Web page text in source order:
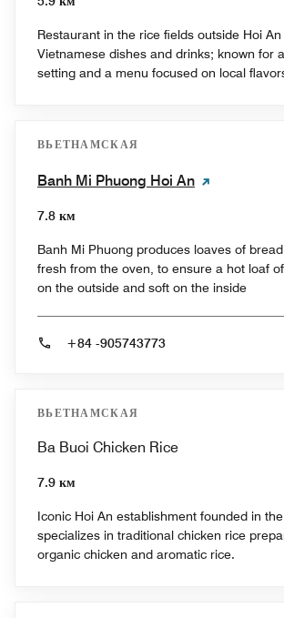
Restaurant in the rice fields outside Hoi
Vietnamese dishes and drinks; known for
setting and a menu focused on local
ВЬЕТНАМСКАЯ
Banh Mi Phuong Hoi An
7.8 км
Banh Mi Phuong produces loaves of
fresh from the oven, to ensure a hot loaf
on the outside and soft on the inside
+84 -905743773
ВЬЕТНАМСКАЯ
Ba Buoi Chicken Rice
7.9 км
Iconic Hoi An establishment founded in
specializes in traditional chicken rice
organic chicken and aromatic rice.